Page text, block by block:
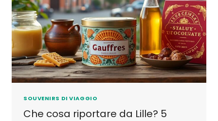
SOUVENIRS DI VIAGGIO
Che cosa riportare da Lille? 5